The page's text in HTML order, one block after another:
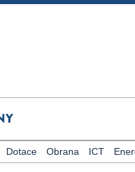
Dotace Obrana ICT